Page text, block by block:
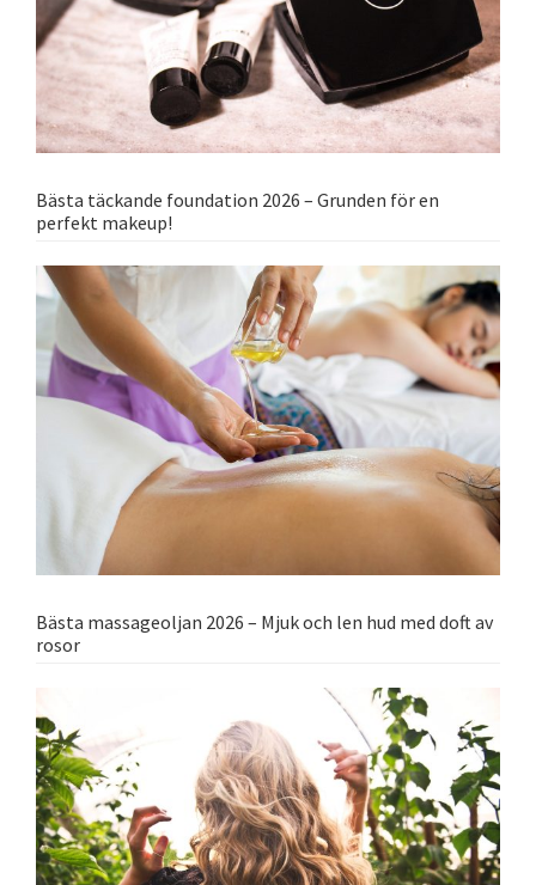
Bästa täckande foundation 2026 – Grunden för en
perfekt makeup!
Bästa massageoljan 2026 – Mjuk och len hud med doft av
rosor